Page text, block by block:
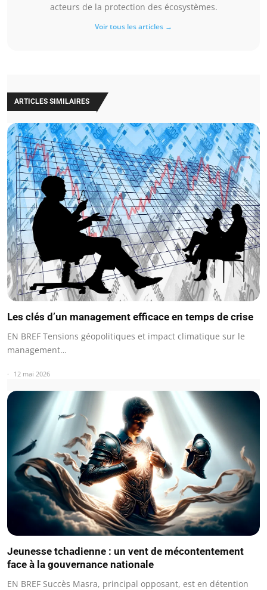
acteurs de la protection des écosystèmes.
Voir tous les articles →
ARTICLES SIMILAIRES
Les clés d’un management efficace en temps de crise
EN BREF Tensions géopolitiques et impact climatique sur le
management…
12 mai 2026
Jeunesse tchadienne : un vent de mécontentement
face à la gouvernance nationale
EN BREF Succès Masra, principal opposant, est en détention